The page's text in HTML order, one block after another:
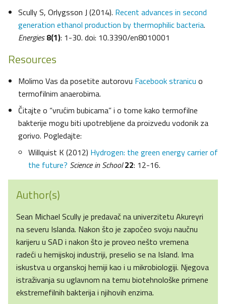
Scully S, Orlygsson J (2014). Recent advances in second
generation ethanol production by thermophilic bacteria.
Energies 8(1): 1-30. doi: 10.3390/en8010001
Resources
Molimo Vas da posetite autorovu Facebook stranicu o
termofilnim anaerobima.
Čitajte o “vrućim bubicama” i o tome kako termofilne
bakterije mogu biti upotrebljene da proizvedu vodonik za
gorivo. Pogledajte:
Willquist K (2012) Hydrogen: the green energy carrier of
the future? Science in School 22: 12-16.
Author(s)
Sean Michael Scully je predavač na univerzitetu Akureyri
na severu Islanda. Nakon što je započeo svoju naučnu
karijeru u SAD i nakon što je proveo nešto vremena
radeći u hemijskoj industriji, preselio se na Island. Ima
iskustva u organskoj hemiji kao i u mikrobiologiji. Njegova
istraživanja su uglavnom na temu biotehnološke primene
ekstremefilnih bakterija i njihovih enzima.